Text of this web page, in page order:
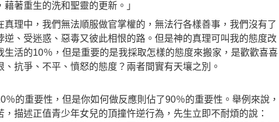
著重生的洗和聖靈的更新。」
真理中，我們無法順服做官掌權的，無法行各樣善事，我們沒有了
逆、受迷惑、惡毒又彼此相恨的路。但是神的真理可叫我的態度改
生活的10％，但是重要的是我採取怎樣的態度來搬家，是歡歡喜喜
抗爭、不平、憤怒的態度？兩者間實有天壤之別。
％的重要性，但是你如何做反應則佔了90％的重要性。舉例來說，
描述正值青少年女兒的頂撞忤逆行為，先生立即不耐煩的說：